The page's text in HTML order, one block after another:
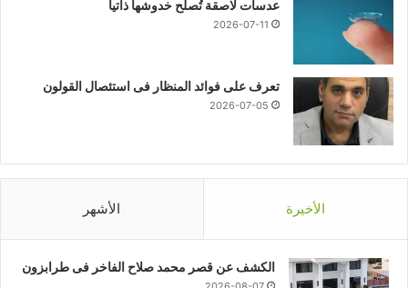
عدسات لاصقة تُصلح خدوشها ذاتيا
2026-07-11
تعرف على فوائد المنظار فى استئصال القولون
2026-07-05
الأخيرة الأشهر
الكشف عن قصر محمد صلاح الفاخر فى طرابزون